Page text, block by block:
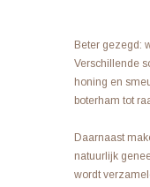
Beter gezegd:
Verschillende
honing en
boterham tot
Daarnaast
natuurlijk
wordt